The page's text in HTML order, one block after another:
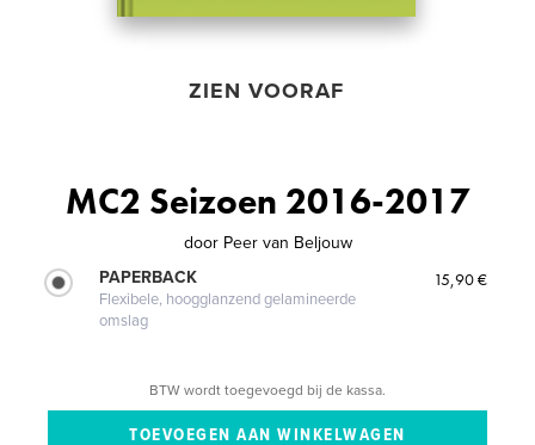
ZIEN VOORAF
MC2 Seizoen 2016-2017
door Peer van Beljouw
PAPERBACK
Flexibele, hoogglanzend gelamineerde
omslag
15,90 €
BTW wordt toegevoegd bij de kassa.